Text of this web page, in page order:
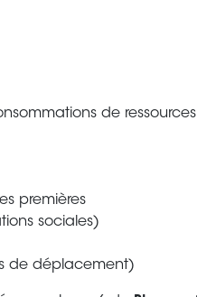
de
premières
sociales)
de déplacement)